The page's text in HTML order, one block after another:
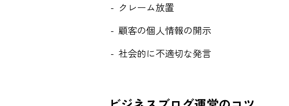
クレーム放置
顧客の個人情報の開示
社会的に不適切な発言